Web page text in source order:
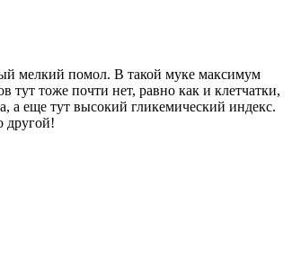
мелкий помол. В такой муке максимум
тоже почти нет, равно как и клетчатки,
а еще тут высокий гликемический индекс.
другой!